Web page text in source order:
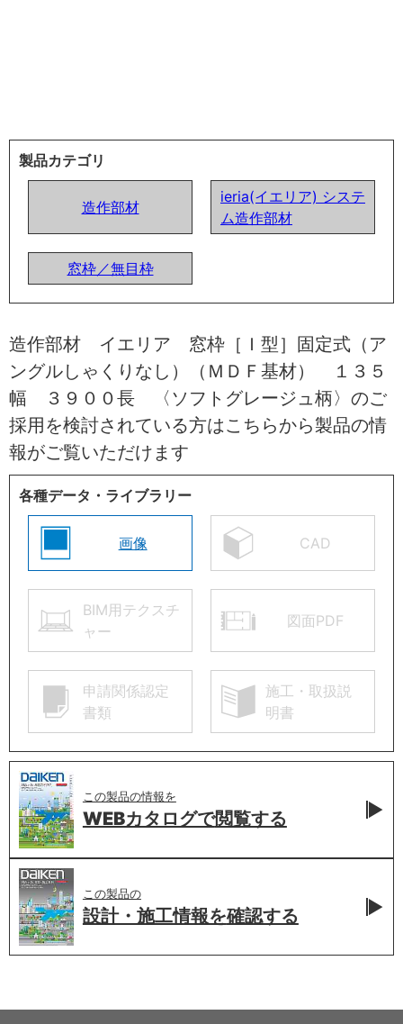
製品カテゴリ
造作部材
ieria(イエリア) システ
ム造作部材
窓枠／無目枠
造作部材 イエリア 窓枠［Ｉ型］固定式（ア
ングルしゃくりなし）（ＭＤＦ基材） １３５
幅 ３９００長 〈ソフトグレージュ柄〉のご
採用を検討されている方はこちらから製品の情
報がご覧いただけます
各種データ・ライブラリー
画像 CAD
BIM用テクスチ
ャー
図面PDF
申請関係認定
書類
施工・取扱説
明書
この製品の情報を
WEBカタログで閲覧する
この製品の
設計・施工情報を確認する